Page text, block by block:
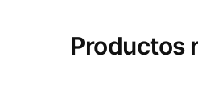
Productos